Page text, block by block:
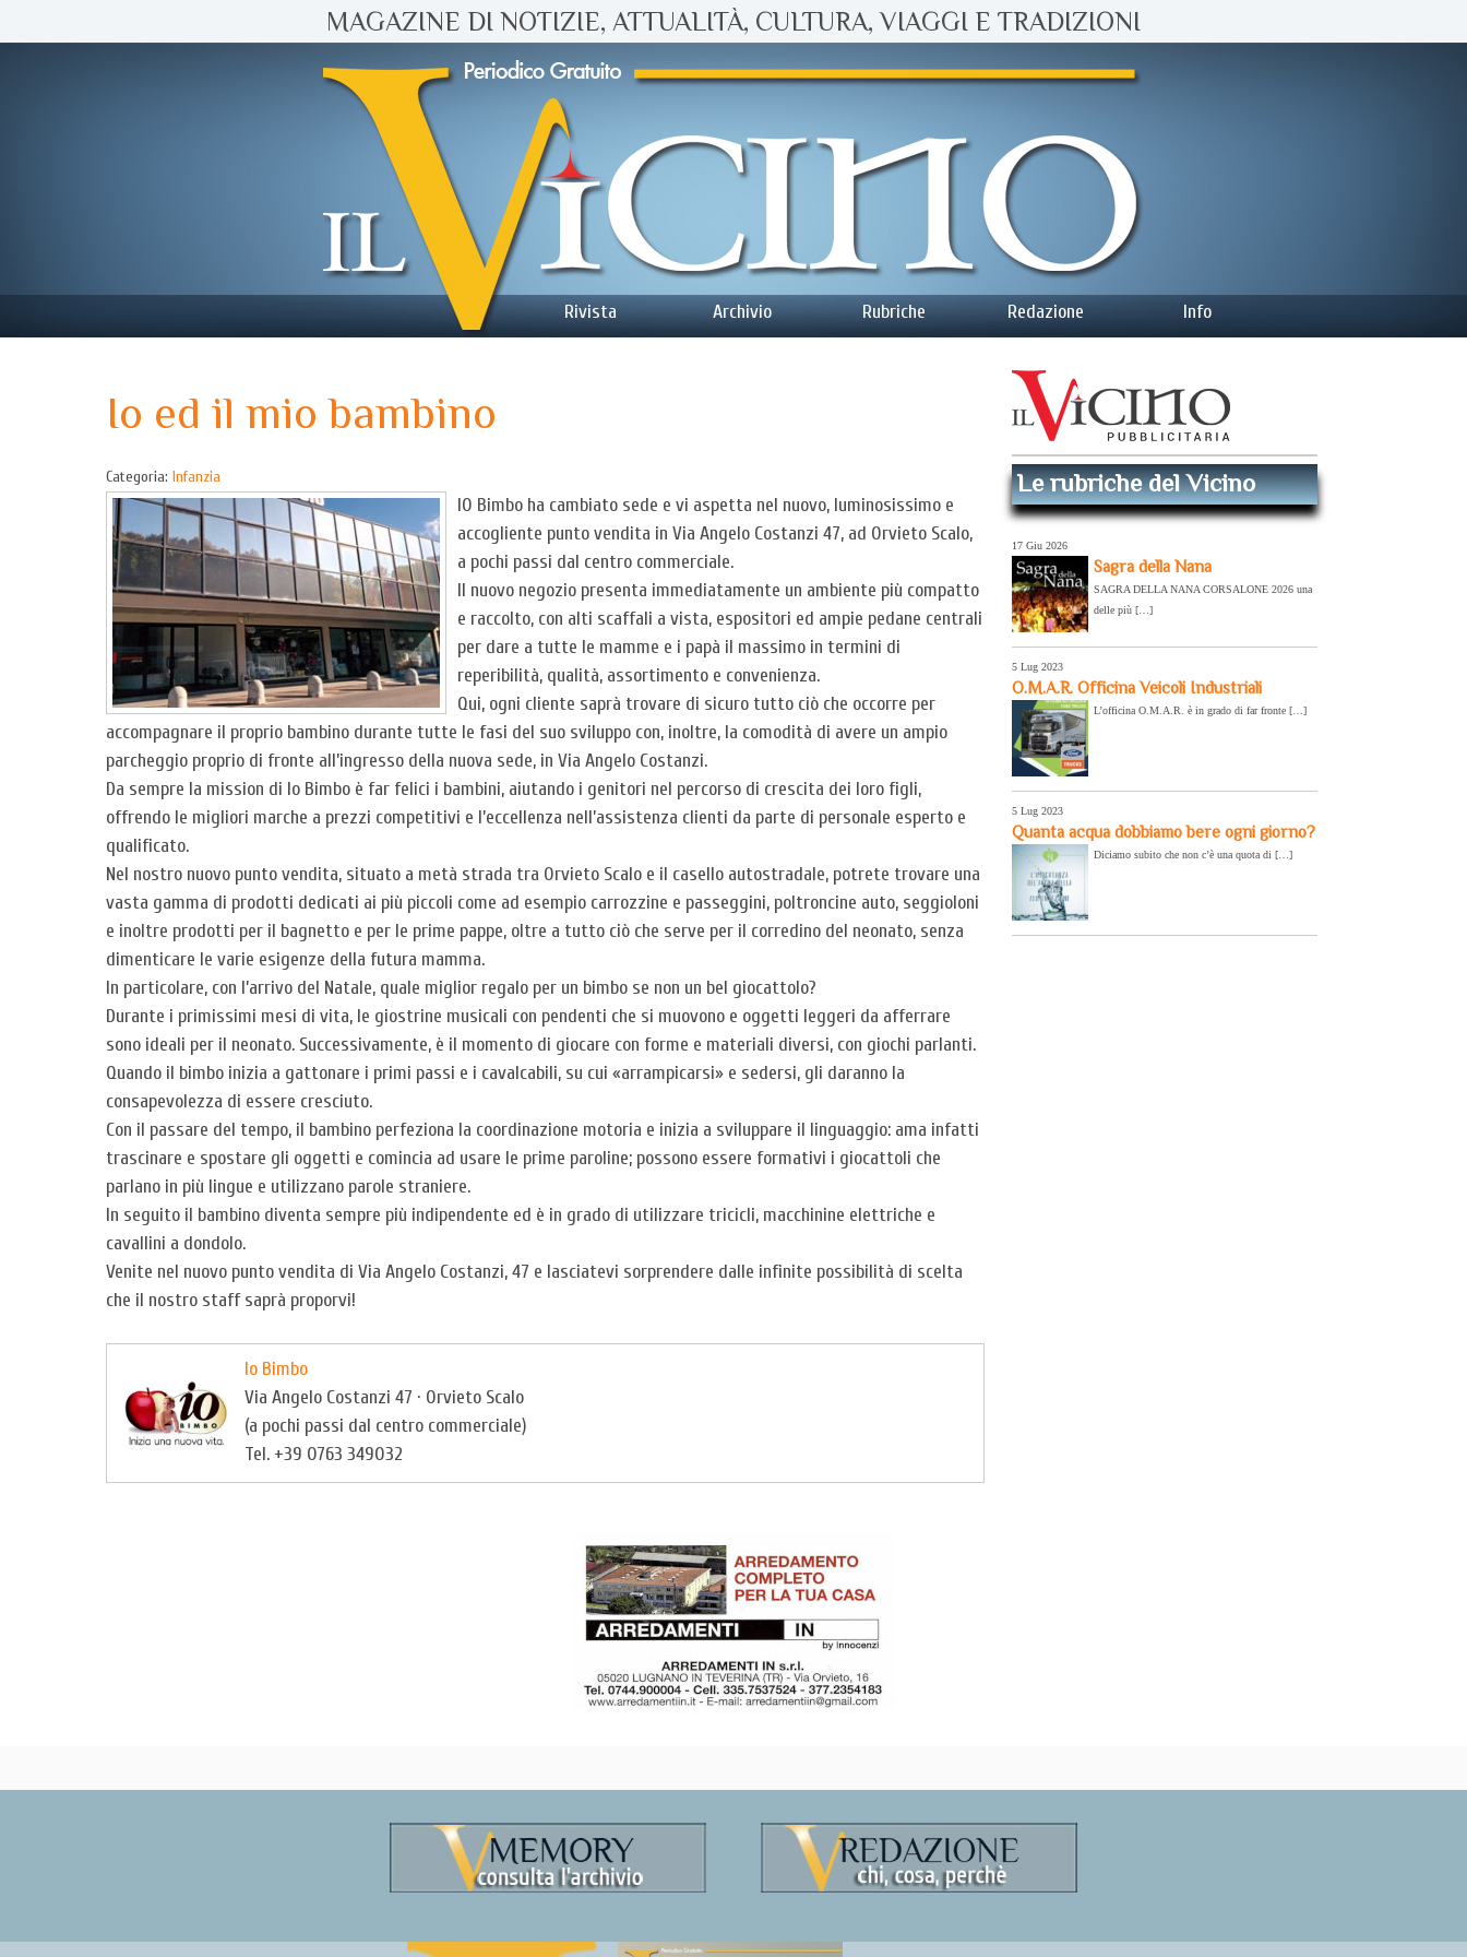
MAGAZINE DI NOTIZIE, ATTUALITÀ, CULTURA, VIAGGI E TRADIZIONI
Rivista Archivio Rubriche Redazione Info
Io ed il mio bambino
Categoria: Infanzia
IO Bimbo ha cambiato sede e vi aspetta nel nuovo, luminosissimo e
accogliente punto vendita in Via Angelo Costanzi 47, ad Orvieto Scalo,
a pochi passi dal centro commerciale.
Il nuovo negozio presenta immediatamente un ambiente più compatto
e raccolto, con alti scaffali a vista, espositori ed ampie pedane centrali
per dare a tutte le mamme e i papà il massimo in termini di
reperibilità, qualità, assortimento e convenienza.
Qui, ogni cliente saprà trovare di sicuro tutto ciò che occorre per
accompagnare il proprio bambino durante tutte le fasi del suo sviluppo con, inoltre, la comodità di avere un ampio
parcheggio proprio di fronte all’ingresso della nuova sede, in Via Angelo Costanzi.
Da sempre la mission di Io Bimbo è far felici i bambini, aiutando i genitori nel percorso di crescita dei loro figli,
offrendo le migliori marche a prezzi competitivi e l’eccellenza nell’assistenza clienti da parte di personale esperto e
qualificato.
Nel nostro nuovo punto vendita, situato a metà strada tra Orvieto Scalo e il casello autostradale, potrete trovare una
vasta gamma di prodotti dedicati ai più piccoli come ad esempio carrozzine e passeggini, poltroncine auto, seggioloni
e inoltre prodotti per il bagnetto e per le prime pappe, oltre a tutto ciò che serve per il corredino del neonato, senza
dimenticare le varie esigenze della futura mamma.
In particolare, con l’arrivo del Natale, quale miglior regalo per un bimbo se non un bel giocattolo?
Durante i primissimi mesi di vita, le giostrine musicali con pendenti che si muovono e oggetti leggeri da afferrare
sono ideali per il neonato. Successivamente, è il momento di giocare con forme e materiali diversi, con giochi parlanti.
Quando il bimbo inizia a gattonare i primi passi e i cavalcabili, su cui «arrampicarsi» e sedersi, gli daranno la
consapevolezza di essere cresciuto.
Con il passare del tempo, il bambino perfeziona la coordinazione motoria e inizia a sviluppare il linguaggio: ama infatti
trascinare e spostare gli oggetti e comincia ad usare le prime paroline; possono essere formativi i giocattoli che
parlano in più lingue e utilizzano parole straniere.
In seguito il bambino diventa sempre più indipendente ed è in grado di utilizzare tricicli, macchinine elettriche e
cavallini a dondolo.
Venite nel nuovo punto vendita di Via Angelo Costanzi, 47 e lasciatevi sorprendere dalle infinite possibilità di scelta
che il nostro staff saprà proporvi!
Io Bimbo
Via Angelo Costanzi 47 · Orvieto Scalo
(a pochi passi dal centro commerciale)
Tel. +39 0763 349032
Le rubriche del Vicino
17 Giu 2026
Sagra della Nana
SAGRA DELLA NANA CORSALONE 2026 una
delle più […]
5 Lug 2023
O.M.A.R. Officina Veicoli Industriali
L’officina O.M.A.R. è in grado di far fronte […]
5 Lug 2023
Quanta acqua dobbiamo bere ogni giorno?
Diciamo subito che non c’è una quota di […]